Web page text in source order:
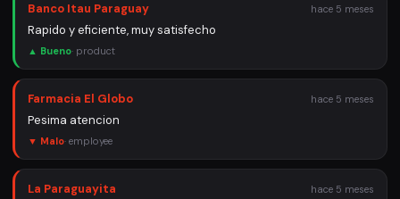
Banco Itau Paraguay hace 5 meses
Rapido y eficiente, muy satisfecho
▲ Bueno· product
Farmacia El Globo hace 5 meses
Pesima atencion
▼ Malo· employee
La Paraguayita hace 5 meses